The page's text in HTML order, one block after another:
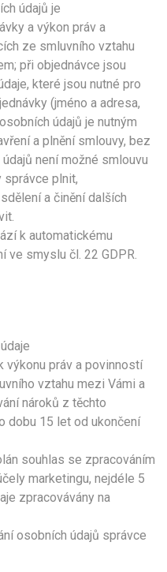
údajů je
a výkon práv a
ze smluvního vztahu
při objednávce jsou
které jsou nutné pro
(jméno a adresa,
údajů je nutným
a plnění smlouvy, bez
není možné smlouvu
správce plnit,
a činění dalších
k automatickému
ve smyslu čl. 22 GDPR.
výkonu práv a povinností
vztahu mezi Vámi a
nároků z těchto
dobu 15 let od ukončení
souhlas se zpracováním
marketingu, nejdéle 5
zpracovávány na
osobních údajů správce